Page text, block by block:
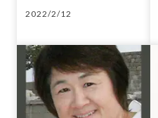
2022/2/12